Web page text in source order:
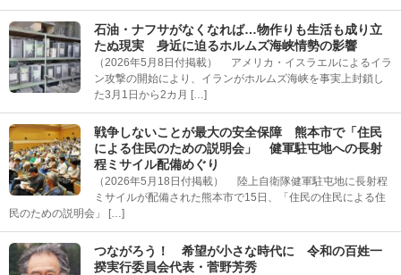
石油・ナフサがなくなれば…物作りも生活も成り立
たぬ現実 身近に迫るホルムズ海峡情勢の影響
（2026年5月8日付掲載） アメリカ・イスラエルによるイラ
ン攻撃の開始により、イランがホルムズ海峡を事実上封鎖し
た3月1日から2カ月 […]
戦争しないことが最大の安全保障 熊本市で「住民
による住民のための説明会」 健軍駐屯地への長射
程ミサイル配備めぐり
（2026年5月18日付掲載） 陸上自衛隊健軍駐屯地に長射程
ミサイルが配備された熊本市で15日、「住民の住民による住
民のための説明会」 […]
つながろう！ 希望が小さな時代に 令和の百姓一
揆実行委員会代表・菅野芳秀